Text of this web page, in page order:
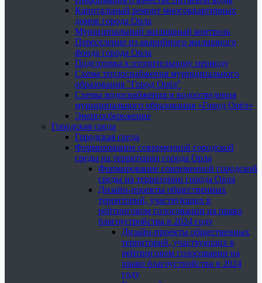
Капитальный ремонт многоквартирных
домов города Орла
Муниципальный жилищный контроль
Переселение из аварийного жилищного
фонда города Орла
Подготовка к отопительному периоду
Схема теплоснабжения муниципального
образования "Город Орёл"
Схемы водоснабжения и водоотведения
муниципального образования «Город Орёл»
Энергосбережение
Городская среда
Городская среда
Формирование современной городской
среды на территории города Орла
Формирование современной городской
среды на территории города Орла
Дизайн-проекты общественных
территорий, участвующих в
рейтинговом голосовании на право
благоустройства в 2024 году
Дизайн-проекты общественных
территорий, участвующих в
рейтинговом голосовании на
право благоустройства в 2024
году